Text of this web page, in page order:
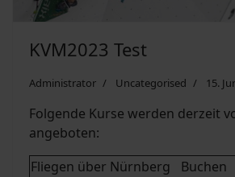
KVM2023 Test
Administrator Uncategorised 15.
Folgende Kurse werden derzeit
angeboten:
Fliegen über Nürnberg
Buchen